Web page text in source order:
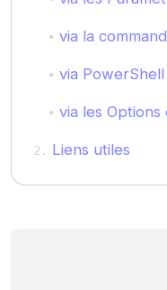
via la
via PowerShell
via les
Liens utiles